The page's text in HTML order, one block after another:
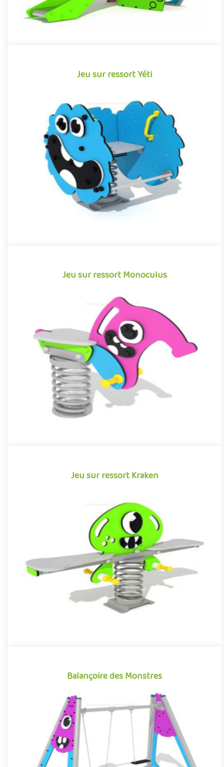
Jeu sur ressort Yéti
Jeu sur ressort Yéti
Structure pour aires de jeux sur les thèmes des monstres et des
créatures imaginaires, le Yeti est un jeu sur ressort conjugu..
Offre partenaire
Jeu sur ressort Monoculus
Jeu sur ressort Monoculus
Structure pour aires de jeux sur les thèmes des monstres et des
créatures imaginaires, le Monoculus est un jeu sur ressort co..
Offre partenaire
Jeu sur ressort Kraken
Jeu sur ressort Kraken
Structure pour aires de jeux sur les thèmes des monstres et des
créatures imaginaires, le Kraken est un jeu sur ressort conju..
Offre partenaire
Balançoire des Monstres
Balançoire des Monstres
Structure pour aires de jeux reprenant l’esthétique et les codes
graphiques des dessins animés et films d’animation pour enfa..
Offre partenaire